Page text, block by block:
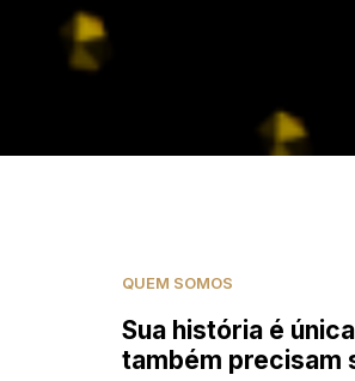
QUEM SOMOS
Sua história é
também precisam